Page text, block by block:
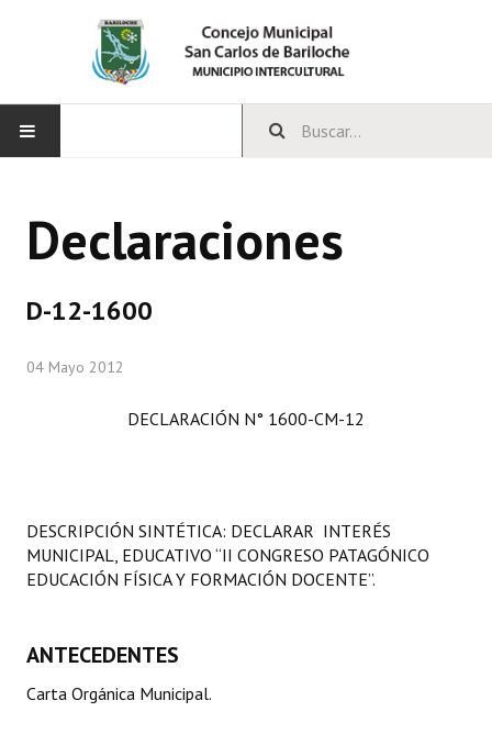
CONCEJO
Comisiones Permanentes
Comisiones Especiales
LEGISLACIÓN
Constitución Provincial
Carta Orgánica 2007
Declaraciones
D-12-1600
04 Mayo 2012
DECLARACIÓN N° 1600-CM-12
DESCRIPCIÓN SINTÉTICA: DECLARAR INTERÉS
MUNICIPAL, EDUCATIVO “II CONGRESO PATAGÓNICO
EDUCACIÓN FÍSICA Y FORMACIÓN DOCENTE”.
ANTECEDENTES
Carta Orgánica Municipal.